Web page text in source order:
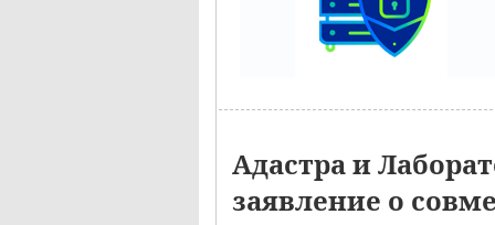
Адастра и
заявление о